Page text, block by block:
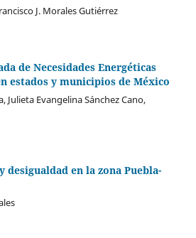
J. Morales Gutiérrez
de Necesidades Energéticas
estados y municipios de México
Julieta Evangelina Sánchez Cano,
en la zona Puebla-